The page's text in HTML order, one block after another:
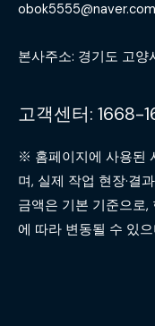
obok5555@naver.com
본사주소: 경기도 고양
고객센터: 1668-
※ 홈페이지에 사용된
며, 실제 작업 현장·결
금액은 기본 기준으로,
에 따라 변동될 수 있